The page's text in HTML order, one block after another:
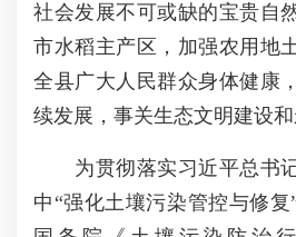
社会发展不可或缺的宝贵自
市水稻主产区，加强农用地
全县广大人民群众身体健康
续发展，事关生态文明建设和
为贯彻落实习近平总书记
中“强化土壤污染管控与修